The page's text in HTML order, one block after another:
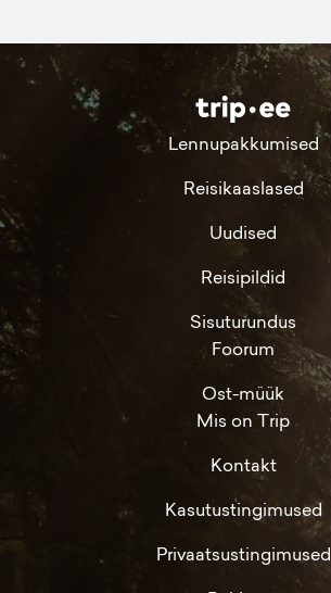
Lennupakkumised
Reisikaaslased
Uudised
Reisipildid
Sisuturundus
Foorum
Ost-müük
Mis on Trip
Kontakt
Kasutustingimused
Privaatsustingimused